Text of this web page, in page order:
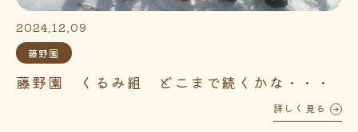
2024.12.09
藤野園
藤野園 くるみ組 どこまで続くかな・・・
詳しく見る